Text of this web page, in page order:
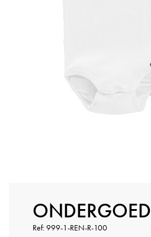
ONDERGOED
Ref: 999-1-REN-R-100